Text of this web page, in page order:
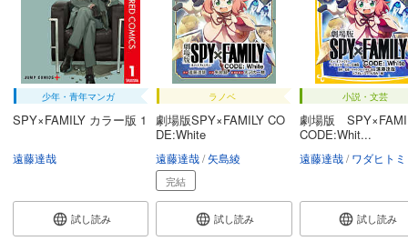
少年・青年マンガ
SPY×FAMILY カラー版 1
遠藤達哉
試し読み
ラノベ
劇場版SPY×FAMILY CO
DE:White
遠藤達哉 矢島綾
完結
試し読み
小説・文芸
劇場版
CODE:Whit...
遠藤達哉 ワダヒトミ
試し読み